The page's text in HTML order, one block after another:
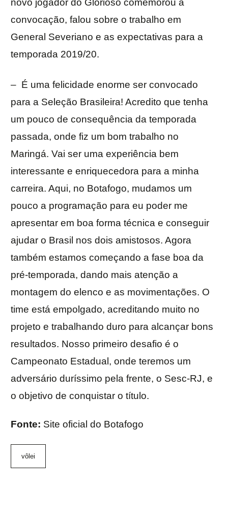
novo jogador do Glorioso comemorou a
convocação, falou sobre o trabalho em
General Severiano e as expectativas para a
temporada 2019/20.
– É uma felicidade enorme ser convocado
para a Seleção Brasileira! Acredito que tenha
um pouco de consequência da temporada
passada, onde fiz um bom trabalho no
Maringá. Vai ser uma experiência bem
interessante e enriquecedora para a minha
carreira. Aqui, no Botafogo, mudamos um
pouco a programação para eu poder me
apresentar em boa forma técnica e conseguir
ajudar o Brasil nos dois amistosos. Agora
também estamos começando a fase boa da
pré-temporada, dando mais atenção a
montagem do elenco e as movimentações. O
time está empolgado, acreditando muito no
projeto e trabalhando duro para alcançar bons
resultados. Nosso primeiro desafio é o
Campeonato Estadual, onde teremos um
adversário duríssimo pela frente, o Sesc-RJ, e
o objetivo de conquistar o título.
Fonte: Site oficial do Botafogo
vôlei